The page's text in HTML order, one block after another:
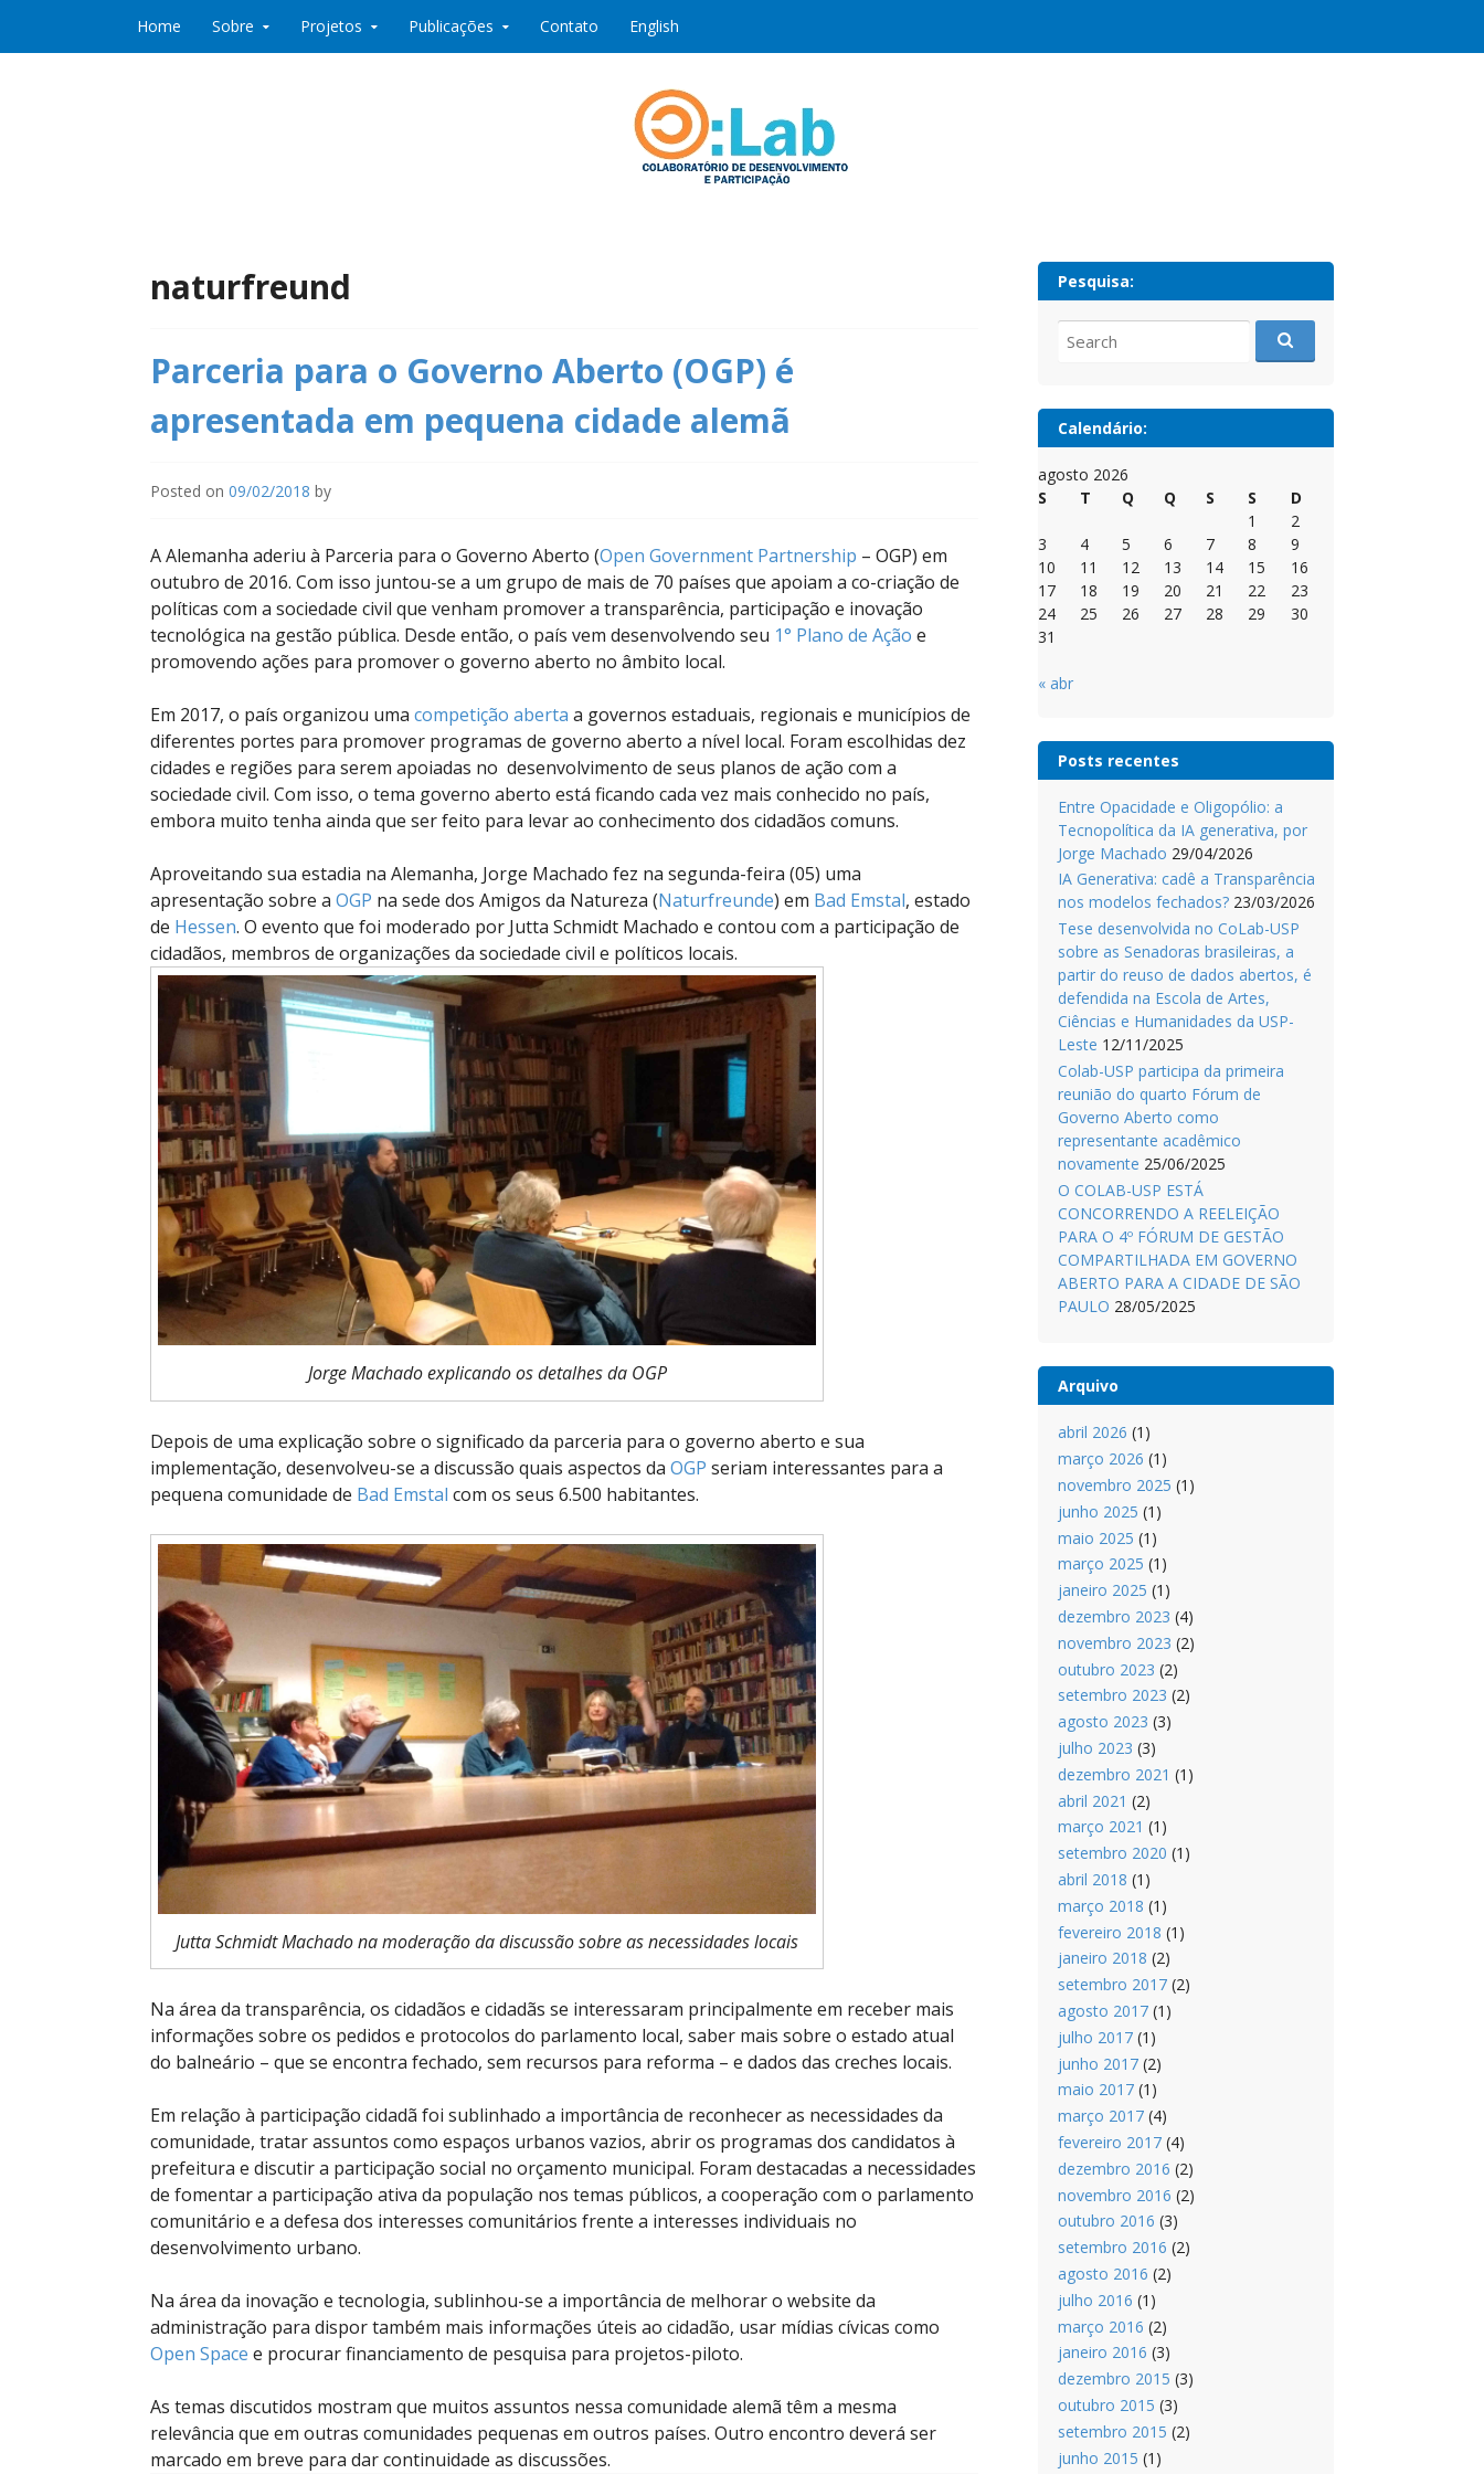
Home Sobre Projetos Publicações Contato English
naturfreund
Parceria para o Governo Aberto (OGP) é
apresentada em pequena cidade alemã
Posted on 09/02/2018 by
A Alemanha aderiu à Parceria para o Governo Aberto (Open Government Partnership – OGP) em
outubro de 2016. Com isso juntou-se a um grupo de mais de 70 países que apoiam a co-criação de
políticas com a sociedade civil que venham promover a transparência, participação e inovação
tecnológica na gestão pública. Desde então, o país vem desenvolvendo seu 1° Plano de Ação e
promovendo ações para promover o governo aberto no âmbito local.
Em 2017, o país organizou uma competição aberta a governos estaduais, regionais e municípios de
diferentes portes para promover programas de governo aberto a nível local. Foram escolhidas dez
cidades e regiões para serem apoiadas no desenvolvimento de seus planos de ação com a
sociedade civil. Com isso, o tema governo aberto está ficando cada vez mais conhecido no país,
embora muito tenha ainda que ser feito para levar ao conhecimento dos cidadãos comuns.
Aproveitando sua estadia na Alemanha, Jorge Machado fez na segunda-feira (05) uma
apresentação sobre a OGP na sede dos Amigos da Natureza (Naturfreunde) em Bad Emstal, estado
de Hessen. O evento que foi moderado por Jutta Schmidt Machado e contou com a participação de
cidadãos, membros de organizações da sociedade civil e políticos locais.
Jorge Machado explicando os detalhes da OGP
Depois de uma explicação sobre o significado da parceria para o governo aberto e sua
implementação, desenvolveu-se a discussão quais aspectos da OGP seriam interessantes para a
pequena comunidade de Bad Emstal com os seus 6.500 habitantes.
Jutta Schmidt Machado na moderação da discussão sobre as necessidades locais
Na área da transparência, os cidadãos e cidadãs se interessaram principalmente em receber mais
informações sobre os pedidos e protocolos do parlamento local, saber mais sobre o estado atual
do balneário – que se encontra fechado, sem recursos para reforma – e dados das creches locais.
Em relação à participação cidadã foi sublinhado a importância de reconhecer as necessidades da
comunidade, tratar assuntos como espaços urbanos vazios, abrir os programas dos candidatos à
prefeitura e discutir a participação social no orçamento municipal. Foram destacadas a necessidades
de fomentar a participação ativa da população nos temas públicos, a cooperação com o parlamento
comunitário e a defesa dos interesses comunitários frente a interesses individuais no
desenvolvimento urbano.
Na área da inovação e tecnologia, sublinhou-se a importância de melhorar o website da
administração para dispor também mais informações úteis ao cidadão, usar mídias cívicas como
Open Space e procurar financiamento de pesquisa para projetos-piloto.
As temas discutidos mostram que muitos assuntos nessa comunidade alemã têm a mesma
relevância que em outras comunidades pequenas em outros países. Outro encontro deverá ser
marcado em breve para dar continuidade as discussões.
Pesquisa:
for:
Calendário:
agosto 2026
S
T Q Q S S
D
1
2
3
4 5 6 7 8
9
10
11 12 13 14 15
16
17
18 19 20 21 22
23
24
25 26 27 28 29
30
31
« abr
Posts recentes
Entre Opacidade e Oligopólio: a
Tecnopolítica da IA generativa, por
Jorge Machado 29/04/2026
IA Generativa: cadê a Transparência
nos modelos fechados? 23/03/2026
Tese desenvolvida no CoLab-USP
sobre as Senadoras brasileiras, a
partir do reuso de dados abertos, é
defendida na Escola de Artes,
Ciências e Humanidades da USP-
Leste 12/11/2025
Colab-USP participa da primeira
reunião do quarto Fórum de
Governo Aberto como
representante acadêmico
novamente 25/06/2025
O COLAB-USP ESTÁ
CONCORRENDO A REELEIÇÃO
PARA O 4º FÓRUM DE GESTÃO
COMPARTILHADA EM GOVERNO
ABERTO PARA A CIDADE DE SÃO
PAULO 28/05/2025
Arquivo
abril 2026 (1)
março 2026 (1)
novembro 2025 (1)
junho 2025 (1)
maio 2025 (1)
março 2025 (1)
janeiro 2025 (1)
dezembro 2023 (4)
novembro 2023 (2)
outubro 2023 (2)
setembro 2023 (2)
agosto 2023 (3)
julho 2023 (3)
dezembro 2021 (1)
abril 2021 (2)
março 2021 (1)
setembro 2020 (1)
abril 2018 (1)
março 2018 (1)
fevereiro 2018 (1)
janeiro 2018 (2)
setembro 2017(2)
agosto 2017(1)
julho 2017(1)
junho 2017(2)
maio 2017(1)
março 2017(4)
fevereiro 2017(4)
dezembro 2016 (2)
novembro 2016 (2)
outubro 2016 (3)
setembro 2016 (2)
agosto 2016 (2)
julho 2016 (1)
março 2016 (2)
janeiro 2016 (3)
dezembro 2015 (3)
outubro 2015 (3)
setembro 2015 (2)
junho 2015 (1)